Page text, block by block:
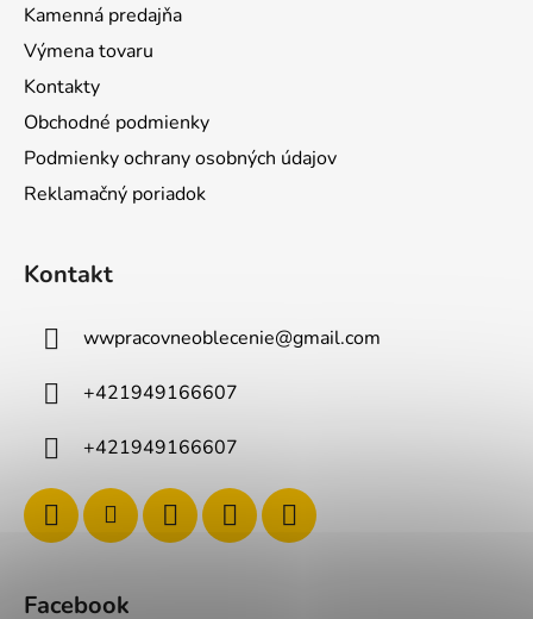
Kamenná predajňa
Výmena tovaru
Kontakty
Obchodné podmienky
Podmienky ochrany osobných údajov
Reklamačný poriadok
Kontakt
wwpracovneoblecenie@gmail.com
+421949166607
+421949166607
Facebook